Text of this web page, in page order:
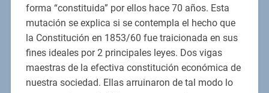
forma “constituida” por ellos hace 70 años. Esta
mutación se explica si se contempla el hecho que
la Constitución en 1853/60 fue traicionada en sus
fines ideales por 2 principales leyes. Dos vigas
maestras de la efectiva constitución económica de
nuestra sociedad. Ellas arruinaron de tal modo lo